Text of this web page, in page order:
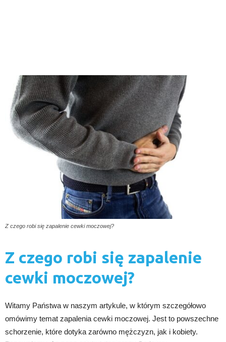
Z czego robi się zapalenie cewki moczowej?
Z czego robi się zapalenie
cewki moczowej?
Witamy Państwa w naszym artykule, w którym szczegółowo
omówimy temat zapalenia cewki moczowej. Jest to powszechne
schorzenie, które dotyka zarówno mężczyzn, jak i kobiety.